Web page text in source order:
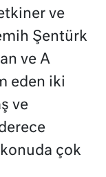
ve
Şentürk
ve A
eden iki
ve
konuda çok